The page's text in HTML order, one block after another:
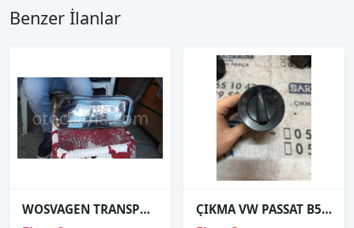
Benzer İlanlar
WOSVAGEN TRANSPORTER SİS FARI ÇIKMA VW PASSAT B5 BK7 1C0941531A BK71C0941531A FAR ANAHTARI